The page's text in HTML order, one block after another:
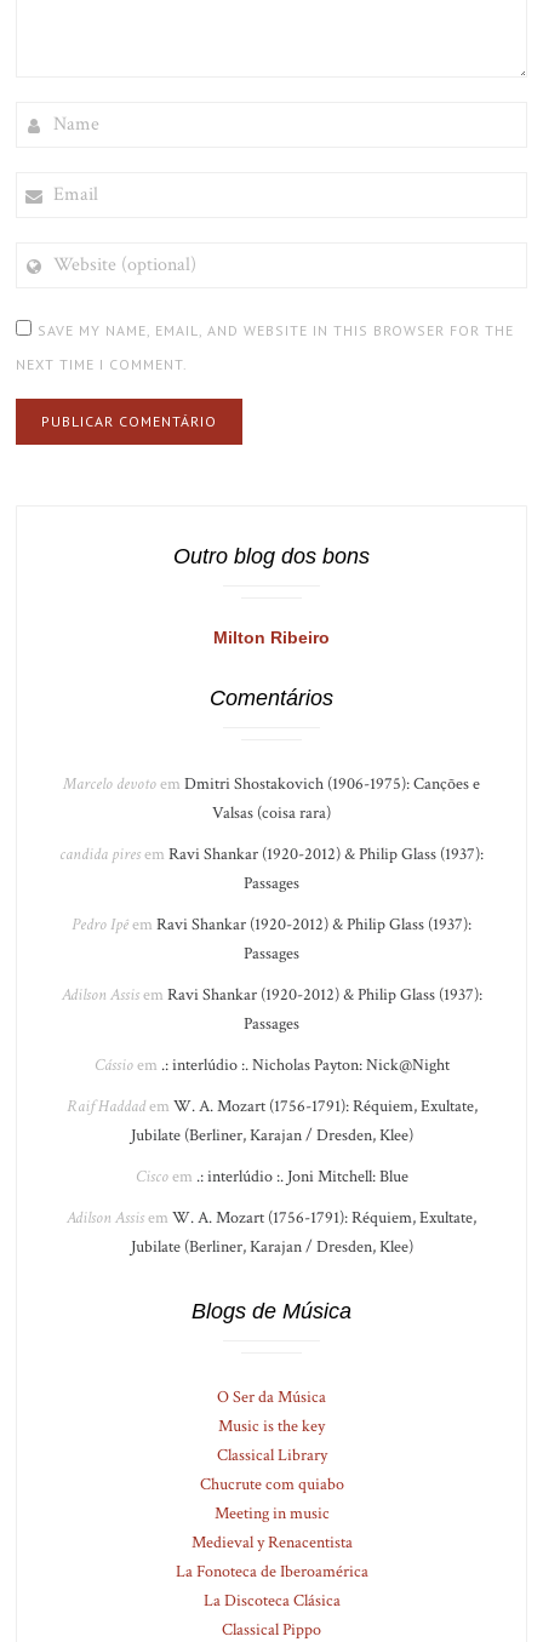
(OPTIONAL)
SAVE MY NAME, EMAIL, AND WEBSITE IN THIS BROWSER FOR THE
NEXT TIME I COMMENT.
Outro blog dos bons
Milton Ribeiro
Comentários
Marcelo devotoem Dmitri Shostakovich (1906-1975): Canções e
Valsas (coisa rara)
candida piresem Ravi Shankar (1920-2012) & Philip Glass (1937):
Passages
Pedro Ipêem Ravi Shankar (1920-2012) & Philip Glass (1937):
Passages
Adilson Assisem Ravi Shankar (1920-2012) & Philip Glass (1937):
Passages
Cássioem .: interlúdio :. Nicholas Payton: Nick@Night
Raif Haddadem W. A. Mozart (1756-1791): Réquiem, Exultate,
Jubilate (Berliner, Karajan / Dresden, Klee)
Ciscoem .: interlúdio :. Joni Mitchell: Blue
Adilson Assisem W. A. Mozart (1756-1791): Réquiem, Exultate,
Jubilate (Berliner, Karajan / Dresden, Klee)
Blogs de Música
O Ser da Música
Music is the key
Classical Library
Chucrute com quiabo
Meeting in music
Medieval y Renacentista
La Fonoteca de Iberoamérica
La Discoteca Clásica
Classical Pippo